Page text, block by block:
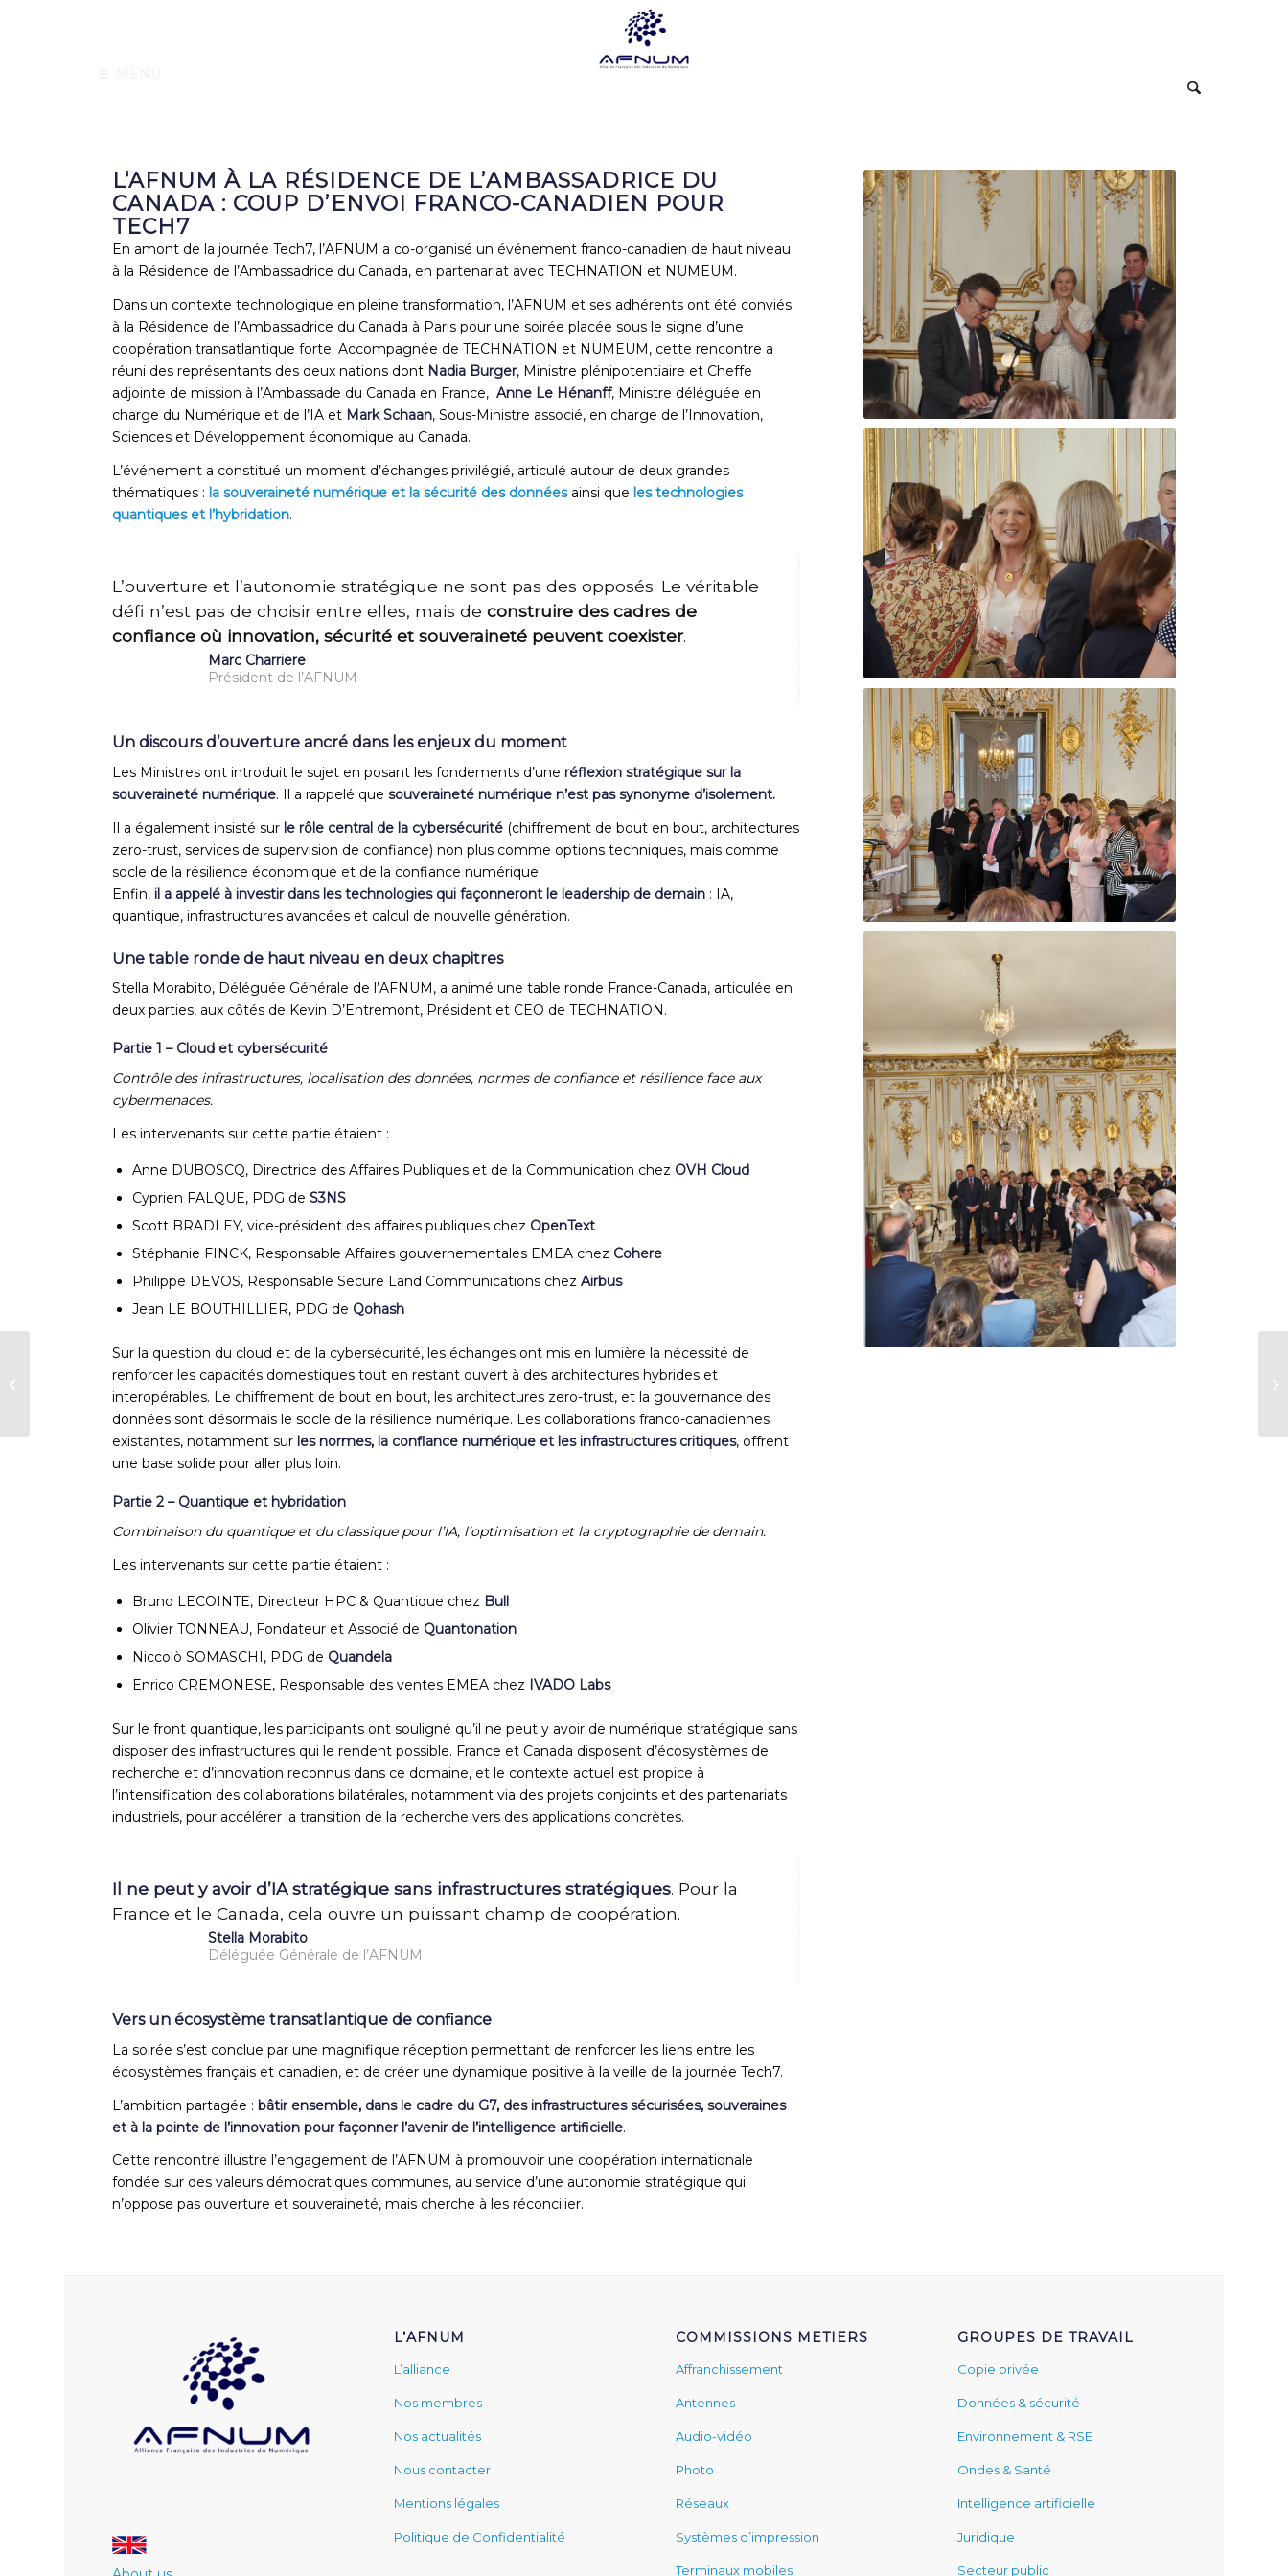
L‘AFNUM À LA RÉSIDENCE DE L’AMBASSADRICE DU
CANADA : COUP D’ENVOI FRANCO-CANADIEN POUR
TECH7
En amont de la journée Tech7, l’AFNUM a co-organisé un événement franco-canadien de haut niveau
à la Résidence de l’Ambassadrice du Canada, en partenariat avec TECHNATION et NUMEUM.
Dans un contexte technologique en pleine transformation, l’AFNUM et ses adhérents ont été conviés
à la Résidence de l’Ambassadrice du Canada à Paris pour une soirée placée sous le signe d’une
coopération transatlantique forte. Accompagnée de TECHNATION et NUMEUM, cette rencontre a
réuni des représentants des deux nations dont Nadia Burger, Ministre plénipotentiaire et Cheffe
adjointe de mission à l’Ambassade du Canada en France,Anne Le Hénanff, Ministre déléguée en
charge du Numérique et de l’IA et Mark Schaan, Sous-Ministre associé, en charge de l’Innovation,
Sciences et Développement économique au Canada.
L’événement a constitué un moment d’échanges privilégié, articulé autour de deux grandes
thématiques : la souveraineté numérique et la sécurité des donnéesainsi que les technologies
quantiques et l’hybridation.
L’ouverture et l’autonomie stratégique ne sont pas des opposés. Le véritable
défi n’est pas de choisir entre elles, mais deconstruire des cadres de
confiance où innovation, sécurité et souveraineté peuvent coexister.
Marc Charriere
Président de l’AFNUM
Un discours d’ouverture ancré dans les enjeux du moment
Les Ministres ont introduit le sujet en posant les fondements d’une réflexion stratégique sur la
souveraineté numérique. Il a rappelé quesouveraineté numérique n’est pas synonyme d’isolement.
Il a également insisté sur le rôle central de la cybersécurité (chiffrement de bout en bout, architectures
zero-trust, services de supervision de confiance) non plus comme options techniques, mais comme
socle de la résilience économique et de la confiance numérique.
Enfin, il a appelé à investir dans les technologies qui façonneront le leadership de demain : IA,
quantique, infrastructures avancées et calcul de nouvelle génération.
Une table ronde de haut niveau en deux chapitres
Stella Morabito, Déléguée Générale de l’AFNUM, a animé une table ronde France-Canada, articulée en
deux parties, aux côtés de Kevin D’Entremont, Président et CEO de TECHNATION.
Partie 1 – Cloud et cybersécurité
Contrôle des infrastructures, localisation des données, normes de confiance et résilience face aux
cybermenaces.
Les intervenants sur cette partie étaient :
Anne DUBOSCQ, Directrice des Affaires Publiques et de la Communication chez OVH Cloud
Cyprien FALQUE, PDG deS3NS
Scott BRADLEY, vice-président des affaires publiques chez OpenText
Stéphanie FINCK, Responsable Affaires gouvernementales EMEA chez Cohere
Philippe DEVOS, Responsable Secure Land Communications chezAirbus
Jean LE BOUTHILLIER, PDG de Qohash
Sur la question du cloud et de la cybersécurité, les échanges ont mis en lumière la nécessité de
renforcer les capacités domestiques tout en restant ouvert à des architectures hybrides et
interopérables. Le chiffrement de bout en bout, les architectures zero-trust, et la gouvernance des
données sont désormais le socle de la résilience numérique. Les collaborations franco-canadiennes
existantes, notamment sur les normes, la confiance numérique et les infrastructures critiques, offrent
une base solide pour aller plus loin.
Partie 2 – Quantique et hybridation
Combinaison du quantique et du classique pour l’IA, l’optimisation et la cryptographie de demain.
Les intervenants sur cette partie étaient :
Bruno LECOINTE, Directeur HPC & Quantique chez Bull
Olivier TONNEAU, Fondateur et Associé de Quantonation
Niccolò SOMASCHI, PDG de Quandela
Enrico CREMONESE, Responsable des ventes EMEA chez IVADO Labs
Sur le front quantique, les participants ont souligné qu’il ne peut y avoir de numérique stratégique sans
disposer des infrastructures qui le rendent possible. France et Canada disposent d’écosystèmes de
recherche et d’innovation reconnus dans ce domaine, et le contexte actuel est propice à
l’intensification des collaborations bilatérales, notamment via des projets conjoints et des partenariats
industriels, pour accélérer la transition de la recherche vers des applications concrètes.
Il ne peut y avoir d’IA stratégique sans infrastructures stratégiques. Pour la
France et le Canada, cela ouvre un puissant champ de coopération.
Stella Morabito
Déléguée Générale de l’AFNUM
Vers un écosystème transatlantique de confiance
La soirée s’est conclue par une magnifique réception permettant de renforcer les liens entre les
écosystèmes français et canadien, et de créer une dynamique positive à la veille de la journée Tech7.
L’ambition partagée :bâtir ensemble, dans le cadre du G7, des infrastructures sécurisées, souveraines
et à la pointe de l’innovation pour façonner l’avenir de l’intelligence artificielle.
Cette rencontre illustre l’engagement de l’AFNUM à promouvoir une coopération internationale
fondée sur des valeurs démocratiques communes, au service d’une autonomie stratégique qui
n’oppose pas ouverture et souveraineté, mais cherche à les réconcilier.
L’AFNUM
L’alliance
Nos membres
Nos actualités
Nous contacter
Mentions légales
Politique de Confidentialité
COMMISSIONS METIERS
Affranchissement
Antennes
Audio-vidéo
Photo
Réseaux
Systèmes d’impression
Terminaux mobiles
GROUPES DE TRAVAIL
Copie privée
Données & sécurité
Environnement & RSE
Ondes & Santé
Intelligence artificielle
Juridique
Secteur public
L’AFNUM membre de
l’Equipe de France
de l’Electrification